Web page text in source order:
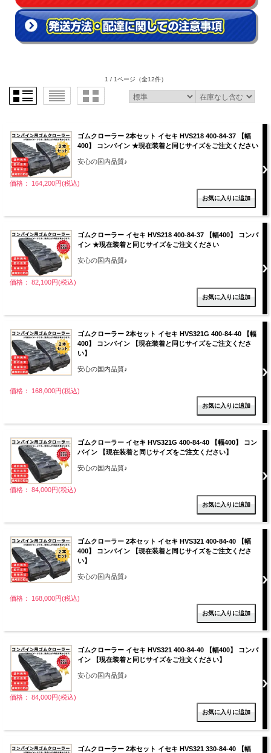
1 / 1ページ （全12件）
ゴムクローラー 2本セット イセキ HVS218 400-84-37 【幅
400】 コンバイン ★現在装着と同じサイズをご注文ください
安心の国内品質♪
価格： 164,200円(税込)
ゴムクローラー イセキ HVS218 400-84-37 【幅400】 コンバ
イン ★現在装着と同じサイズをご注文ください
安心の国内品質♪
価格： 82,100円(税込)
ゴムクローラー 2本セット イセキ HVS321G 400-84-40 【幅
400】 コンバイン 【現在装着と同じサイズをご注文くださ
い】
安心の国内品質♪
価格： 168,000円(税込)
ゴムクローラー イセキ HVS321G 400-84-40 【幅400】 コン
バイン 【現在装着と同じサイズをご注文ください】
安心の国内品質♪
価格： 84,000円(税込)
ゴムクローラー 2本セット イセキ HVS321 400-84-40 【幅
400】 コンバイン 【現在装着と同じサイズをご注文くださ
い】
安心の国内品質♪
価格： 168,000円(税込)
ゴムクローラー イセキ HVS321 400-84-40 【幅400】 コンバ
イン 【現在装着と同じサイズをご注文ください】
安心の国内品質♪
価格： 84,000円(税込)
ゴムクローラー 2本セット イセキ HVS321 330-84-40 【幅